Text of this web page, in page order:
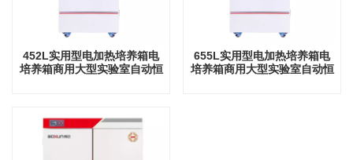
452L实用型电加热培养箱电
培养箱商用大型实验室自动恒
655L实用型电加热培养箱电
培养箱商用大型实验室自动恒